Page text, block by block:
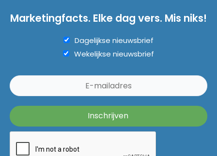
Marketingfacts. Elke dag vers. Mis niks!
Dagelijkse nieuwsbrief
Wekelijkse nieuwsbrief